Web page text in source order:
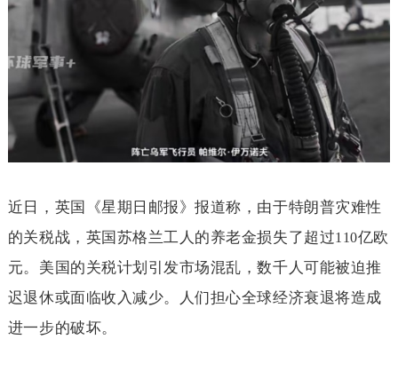
近日，英国《星期日邮报》报道称，由于特朗普灾难性
的关税战，英国苏格兰工人的养老金损失了超过110亿欧
元。美国的关税计划引发市场混乱，数千人可能被迫推
迟退休或面临收入减少。人们担心全球经济衰退将造成
进一步的破坏。